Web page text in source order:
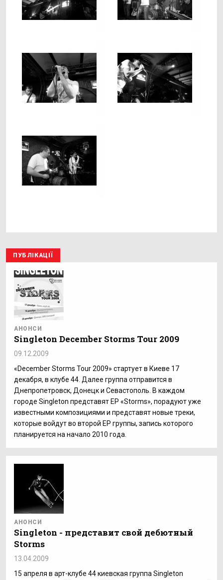
ПУБЛІКАЦІЇ
АНОНСИ
Singleton December Storms Tour 2009
09.12.2009
«December Storms Tour 2009» стартует в Киеве 17
декабря, в клубе 44. Далее группа отправится в
Днепропетровск, Донецк и Севастополь. В каждом
городе Singleton представят EP «Storms», порадуют уже
известными композициями и представят новые треки,
которые войдут во второй ЕР группы, запись которого
планируется на начало 2010 года.
АНОНСИ
Singleton - представит свой дебютный
Storms
13.04.2009
15 апреля в арт-клубе 44 киевская группа Singleton